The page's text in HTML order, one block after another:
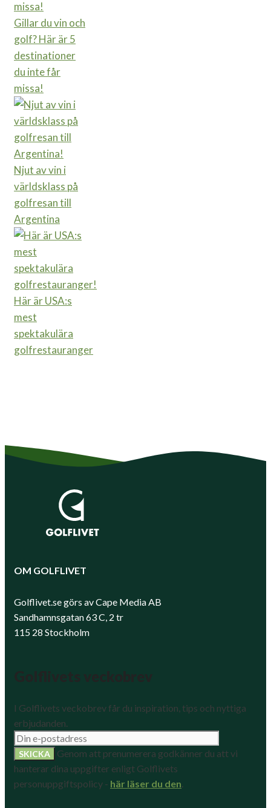
Gillar du vin och
golf? Här är 5
destinationer
du inte får
missa!
Njut av vin i
världsklass på
golfresan till
Argentina
Här är USA:s
mest
spektakulära
golfrestauranger
OM GOLFLIVET
Golflivet.se görs av Cape Media AB
Sandhamnsgatan 63 C, 2 tr
115 28 Stockholm
I Golflivets veckobrev får du inspiration, tips och nyttiga
erbjudanden.
Genom att prenumerera godkänner du att vi
hanterar dina uppgifter enligt Golflivets
personuppgiftspolicy - här läser du den.